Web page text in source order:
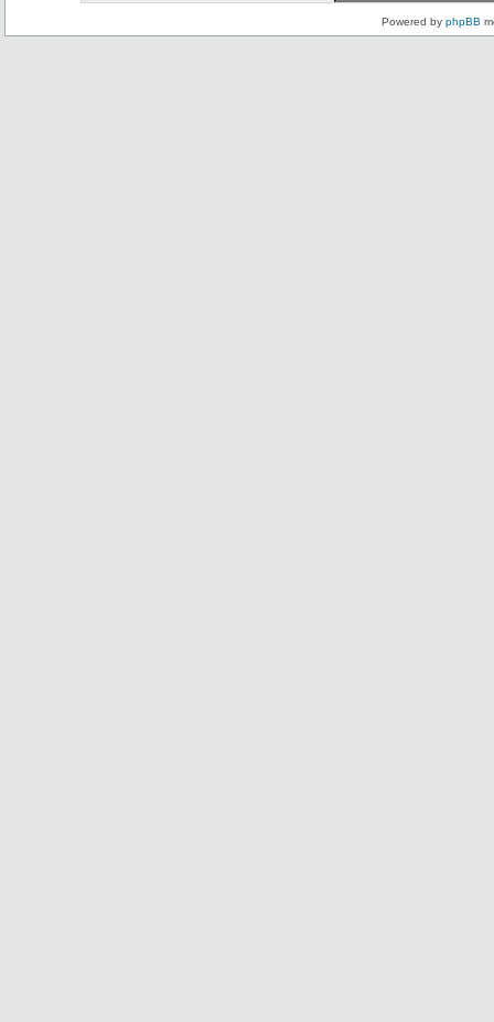
Powered by phpBB